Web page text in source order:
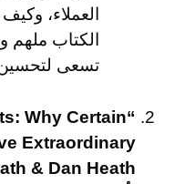
العملاء،
الكتاب
تسعى لتحسين
Why Certain
Extraordinary
& Dan Heath